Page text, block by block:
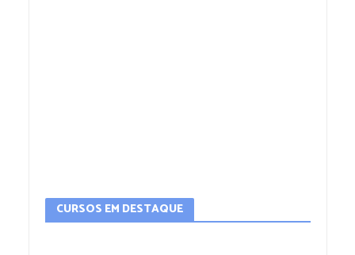
CURSOS EM DESTAQUE